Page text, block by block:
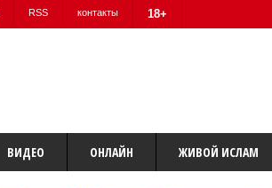
RSS контакты 18+
ВИДЕО ОНЛАЙН ЖИВОЙ ИСЛАМ